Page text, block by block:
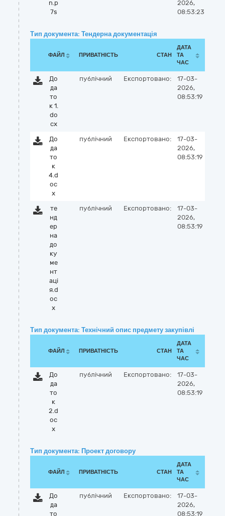
n.p
7s
2026,
08:53:23
Тип документа: Тендерна документація
ФАЙЛ ПРИВАТНІСТЬ СТАН
ДАТА
ТА
ЧАС
До
да
то
к 1.
do
cx
публічний Експортовано:
17-03-
2026,
08:53:19
До
да
то
к
4.d
oc
x
публічний Експортовано:
17-03-
2026,
08:53:19
те
нд
ер
на
до
ку
ме
нт
аці
я.d
oc
x
публічний Експортовано:
17-03-
2026,
08:53:19
Тип документа: Технічний опис предмету закупівлі
ФАЙЛ ПРИВАТНІСТЬ СТАН
ДАТА
ТА
ЧАС
До
да
то
к
2.d
oc
x
публічний Експортовано:
17-03-
2026,
08:53:19
Тип документа: Проект договору
ФАЙЛ ПРИВАТНІСТЬ СТАН
ДАТА
ТА
ЧАС
До
да
то
публічний Експортовано:
17-03-
2026,
08:53:19